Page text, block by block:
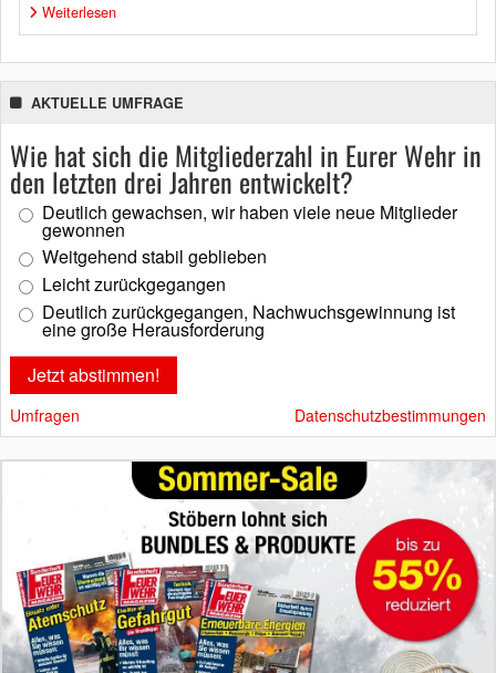
Weiterlesen
AKTUELLE UMFRAGE
Wie hat sich die Mitgliederzahl in Eurer Wehr in
den letzten drei Jahren entwickelt?
Deutlich gewachsen, wir haben viele neue Mitglieder
gewonnen
Weitgehend stabil geblieben
Leicht zurückgegangen
Deutlich zurückgegangen, Nachwuchsgewinnung ist
eine große Herausforderung
Umfragen Datenschutzbestimmungen